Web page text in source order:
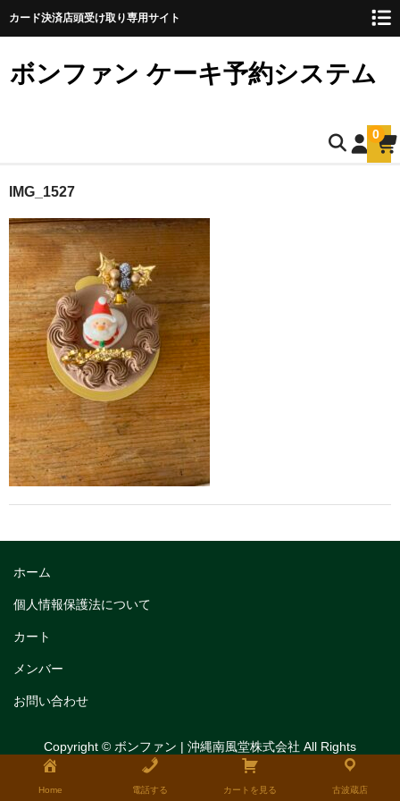
カード決済店頭受け取り専用サイト
ボンファン ケーキ予約システム
0
ホーム
お誕生日ケーキのご予約
ショートケーキ
ショートケーキ12cm(5名様用)
ショートケーキ15cm(8名様用)
ショートケーキ18cm(10名様用)
トリフルガナッシュ
トリフルガナッシュケーキ12cm
トリフルガナッシュケーキ15cm
生チョコケーキ
生チョコケーキ18cm
生チョコケーキ12cm
チョコシフォンケーキ
タルトレット
全国発送可能ギフト商品
IMG_1527
ホーム
個人情報保護法について
カート
メンバー
お問い合わせ
Copyright © ボンファン | 沖縄南風堂株式会社 All Rights
Home 電話する カートを見る 古波蔵店